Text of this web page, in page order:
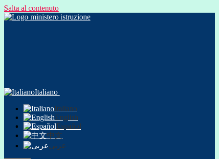
Salta al contenuto
Italiano
Italiano
English
Español
中文
عربى